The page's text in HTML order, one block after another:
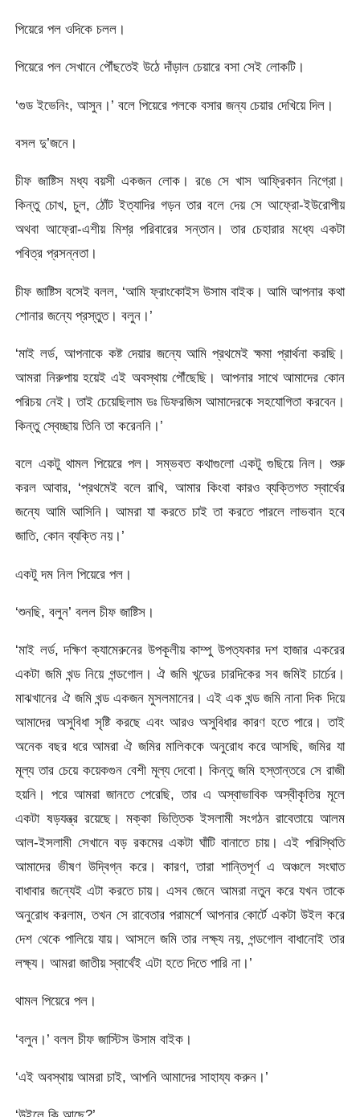
পিয়েরে পল ওদিকে চলল।
পিয়েরে পল সেখানে পৌঁছতেই উঠে দাঁড়াল চেয়ারে বসা সেই লোকটি।
‘গুড ইভেনিং, আসুন।’ বলে পিয়েরে পলকে বসার জন্য চেয়ার দেখিয়ে দিল।
বসল দু’জনে।
চীফ জাষ্টিস মধ্য বয়সী একজন লোক। রঙে সে খাস আফ্রিকান নিগ্রো।
কিন্তু চোখ, চুল, ঠোঁট ইত্যাদির গড়ন তার বলে দেয় সে আফ্রো-ইউরোপীয়
অথবা আফ্রো-এশীয় মিশ্র পরিবারের সন্তান। তার চেহারার মধ্যে একটা
পবিত্র প্রসন্নতা।
চীফ জাষ্টিস বসেই বলল, ‘আমি ফ্রাংকোইস উসাম বাইক। আমি আপনার কথা
শোনার জন্যে প্রস্তুত। বলুন।’
‘মাই লর্ড, আপনাকে কষ্ট দেয়ার জন্যে আমি প্রথমেই ক্ষমা প্রার্থনা করছি।
আমরা নিরুপায় হয়েই এই অবস্থায় পৌঁছেছি। আপনার সাথে আমাদের কোন
পরিচয় নেই। তাই চেয়েছিলাম ডঃ ডিফরজিস আমাদেরকে সহযোগিতা করবেন।
কিন্তু স্বেচ্ছায় তিনি তা করেননি।’
বলে একটু থামল পিয়েরে পল। সম্ভবত কথাগুলো একটু গুছিয়ে নিল। শুরু
করল আবার, ‘প্রথমেই বলে রাখি, আমার কিংবা কারও ব্যক্তিগত স্বার্থের
জন্যে আমি আসিনি। আমরা যা করতে চাই তা করতে পারলে লাভবান হবে
জাতি, কোন ব্যক্তি নয়।’
একটু দম নিল পিয়েরে পল।
‘শুনছি, বলুন’ বলল চীফ জাষ্টিস।
‘মাই লর্ড, দক্ষিণ ক্যামেরুনের উপকূলীয় কাম্পু উপত্যকার দশ হাজার একরের
একটা জমি খন্ড নিয়ে গন্ডগোল। ঐ জমি খন্ডের চারদিকের সব জমিই চার্চের।
মাঝখানের ঐ জমি খন্ড একজন মুসলমানের। এই এক খন্ড জমি নানা দিক দিয়ে
আমাদের অসুবিধা সৃষ্টি করছে এবং আরও অসুবিধার কারণ হতে পারে। তাই
অনেক বছর ধরে আমরা ঐ জমির মালিককে অনুরোধ করে আসছি, জমির যা
মূল্য তার চেয়ে কয়েকগুন বেশী মূল্য দেবো। কিন্তু জমি হস্তান্তরে সে রাজী
হয়নি। পরে আমরা জানতে পেরেছি, তার এ অস্বাভাবিক অস্বীকৃতির মূলে
একটা ষড়যন্ত্র রয়েছে। মক্কা ভিত্তিক ইসলামী সংগঠন রাবেতায়ে আলম
আল-ইসলামী সেখানে বড় রকমের একটা ঘাঁটি বানাতে চায়। এই পরিস্থিতি
আমাদের ভীষণ উদ্বিগ্ন করে। কারণ, তারা শান্তিপূর্ণ এ অঞ্চলে সংঘাত
বাধাবার জন্যেই এটা করতে চায়। এসব জেনে আমরা নতুন করে যখন তাকে
অনুরোধ করলাম, তখন সে রাবেতার পরামর্শে আপনার কোর্টে একটা উইল করে
দেশ থেকে পালিয়ে যায়। আসলে জমি তার লক্ষ্য নয়, গন্ডগোল বাধানোই তার
লক্ষ্য। আমরা জাতীয় স্বার্থেই এটা হতে দিতে পারি না।’
থামল পিয়েরে পল।
‘বলুন।’ বলল চীফ জাস্টিস উসাম বাইক।
‘এই অবস্থায় আমরা চাই, আপনি আমাদের সাহায্য করুন।’